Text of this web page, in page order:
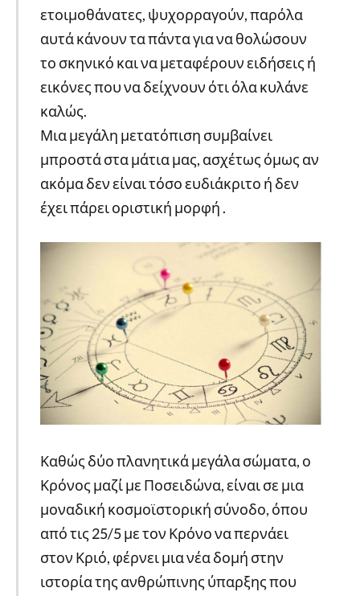
ετοιμοθάνατες, ψυχορραγούν, παρόλα
αυτά κάνουν τα πάντα για να θολώσουν
το σκηνικό και να μεταφέρουν ειδήσεις ή
εικόνες που να δείχνουν ότι όλα κυλάνε
καλώς.
Μια μεγάλη μετατόπιση συμβαίνει
μπροστά στα μάτια μας, ασχέτως όμως αν
ακόμα δεν είναι τόσο ευδιάκριτο ή δεν
έχει πάρει οριστική μορφή .
Καθώς δύο πλανητικά μεγάλα σώματα, ο
Κρόνος μαζί με Ποσειδώνα, είναι σε μια
μοναδική κοσμοϊστορική σύνοδο, όπου
από τις 25/5 με τον Κρόνο να περνάει
στον Κριό, φέρνει μια νέα δομή στην
ιστορία της ανθρώπινης ύπαρξης που